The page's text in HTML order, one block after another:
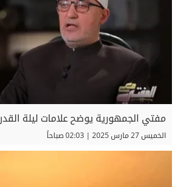
مفتي الجمهورية يوضح علامات ليلة القدر
الخميس 27 مارس 2025 | 02:03 صباحاً